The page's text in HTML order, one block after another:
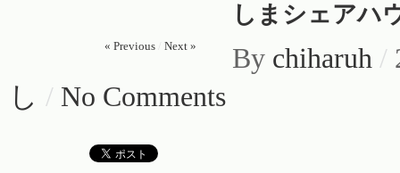
しまシェアハ
« Previous Next » By chiharuh /
し / No Comments